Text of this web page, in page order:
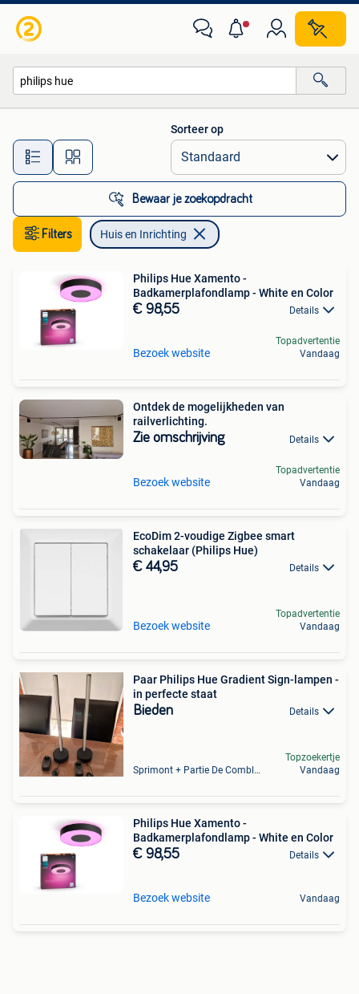
Alle afstanden…
Sorteer op
Bewaar je zoekopdracht
Filters Huis en Inrichting
Philips Hue Xamento -
Badkamerplafondlamp - White en Color
€ 98,55 Details
Bezoek website
Topadvertentie
Vandaag
Ontdek de mogelijkheden van
railverlichting.
Zie omschrijving Details
Bezoek website
Topadvertentie
Vandaag
EcoDim 2-voudige Zigbee smart
schakelaar (Philips Hue)
€ 44,95 Details
Bezoek website
Topadvertentie
Vandaag
Paar Philips Hue Gradient Sign-lampen -
in perfecte staat
Bieden Details
Sprimont + Partie De Comblain-Au-Pont
Topzoekertje
Vandaag
Philips Hue Xamento -
Badkamerplafondlamp - White en Color
€ 98,55 Details
Bezoek website Vandaag